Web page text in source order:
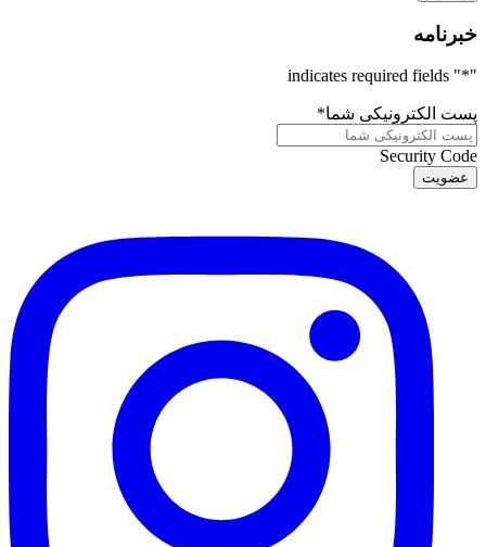
خبرنامه
"
*
" indicates required fields
پست الکترونیکی شما*
Security Code